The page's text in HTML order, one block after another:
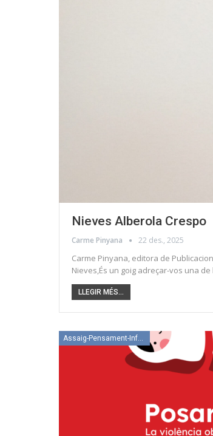
Nieves Alberola Crespo
Carme Pinyana 22 des., 2025
Carme Pinyana, editora de
Nieves,És un goig adreçar-vos una
LLEGIR MÉS...
Assaig-Pensament-Informació